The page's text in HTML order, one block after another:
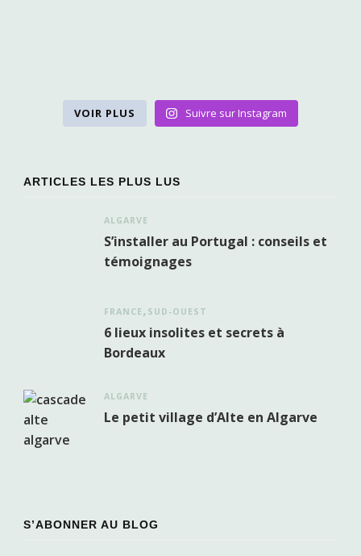
VOIR PLUS Suivre sur Instagram
ARTICLES LES PLUS LUS
ALGARVE
S’installer au Portugal : conseils et
témoignages
FRANCE SUD-OUEST
6 lieux insolites et secrets à
Bordeaux
ALGARVE
Le petit village d’Alte en Algarve
S’ABONNER AU BLOG